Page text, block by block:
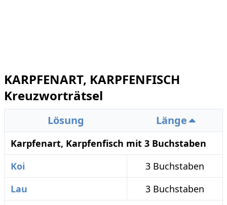
KARPFENART, KARPFENFISCH
Kreuzworträtsel
Lösung Länge
Karpfenart, Karpfenfisch mit 3 Buchstaben
Koi
3 Buchstaben
Lau
3 Buchstaben